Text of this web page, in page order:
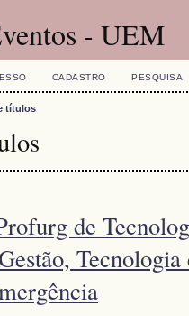
- UEM
CADASTRO PESQUISA
títulos
de